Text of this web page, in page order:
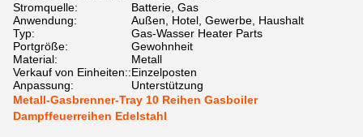
Stromquelle:
Batterie, Gas
Anwendung:
Außen, Hotel, Gewerbe, Haushalt
Typ:
Gas-Wasser Heater Parts
Portgröße:
Gewohnheit
Material:
Metall
Verkauf von Einheiten::Einzelposten
Anpassung:
Unterstützung
Metall-Gasbrenner-Tray 10 Reihen Gasboiler
Dampffeuerreihen Edelstahl